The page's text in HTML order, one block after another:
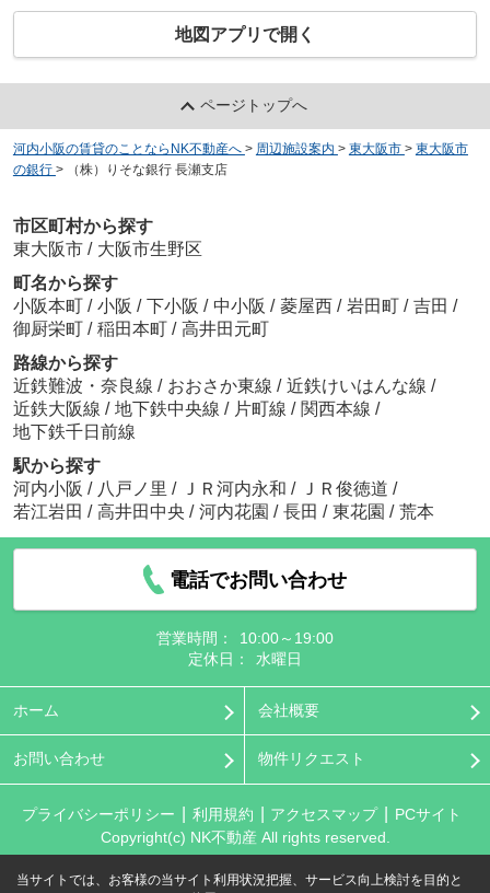
地図アプリで開く
ページトップへ
河内小阪の賃貸のことならNK不動産へ > 周辺施設案内 > 東大阪市 > 東大阪市
の銀行 > （株）りそな銀行 長瀬支店
市区町村から探す
東大阪市 / 大阪市生野区
町名から探す
小阪本町 / 小阪 / 下小阪 / 中小阪 / 菱屋西 / 岩田町 / 吉田 /
御厨栄町 / 稲田本町 / 高井田元町
路線から探す
近鉄難波・奈良線 / おおさか東線 / 近鉄けいはんな線 /
近鉄大阪線 / 地下鉄中央線 / 片町線 / 関西本線 /
地下鉄千日前線
駅から探す
河内小阪 / 八戸ノ里 / ＪＲ河内永和 / ＪＲ俊徳道 /
若江岩田 / 高井田中央 / 河内花園 / 長田 / 東花園 / 荒本
電話でお問い合わせ
営業時間：
10:00～19:00
定休日：
水曜日
ホーム 会社概要
お問い合わせ 物件リクエスト
プライバシーポリシー 利用規約 アクセスマップ
PCサイト
Copyright(c) NK不動産 All rights reserved.
当サイトでは、お客様の当サイト利用状況把握、サービス向上検討を目的と